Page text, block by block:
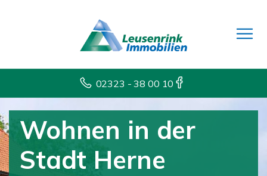
02323 - 38 00 10
Wohnen in der
Stadt Herne